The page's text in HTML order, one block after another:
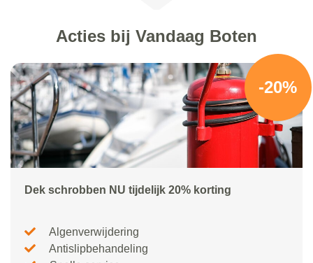
Acties bij Vandaag Boten
-20%
Dek schrobben NU tijdelijk 20% korting
Algenverwijdering
Antislipbehandeling